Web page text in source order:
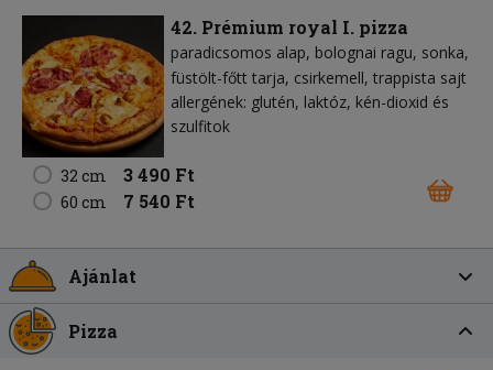
42. Prémium royal I. pizza
paradicsomos alap bolognai ragu sonka
füstölt-főtt tarja csirkemell trappista sajt
allergének: glutén, laktóz, kén-dioxid és
szulfitok
32 cm 3 490 Ft
60 cm 7 540 Ft
Ajánlat
Pizza